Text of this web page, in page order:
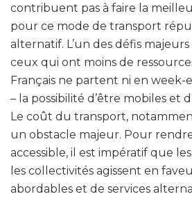
contribuent pas à faire la
pour ce mode de transport
alternatif. L’un des défis
ceux qui ont moins de
Français ne partent ni en week-
– la possibilité d’être mobiles et
Le coût du transport,
un obstacle majeur. Pour
accessible, il est impératif que
les collectivités agissent en
abordables et de services